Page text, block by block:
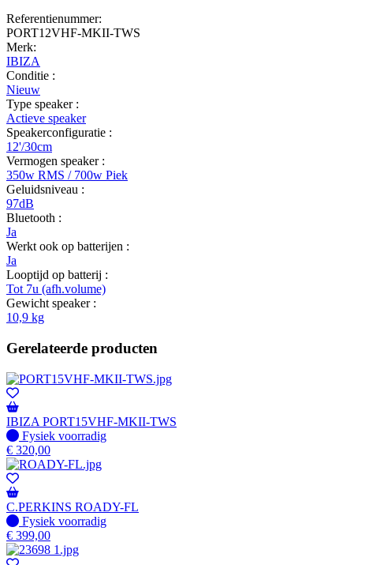
Referentienummer:
PORT12VHF-MKII-TWS
Merk:
IBIZA
Conditie :
Nieuw
Type speaker :
Actieve speaker
Speakerconfiguratie :
12'/30cm
Vermogen speaker :
350w RMS / 700w Piek
Geluidsniveau :
97dB
Bluetooth :
Ja
Werkt ook op batterijen :
Ja
Looptijd op batterij :
Tot 7u (afh.volume)
Gewicht speaker :
10,9 kg
Gerelateerde producten
IBIZA PORT15VHF-MKII-TWS
Fysiek voorradig
Fysiek voorradig
€ 320,00
C.PERKINS ROADY-FL
Fysiek voorradig
Fysiek voorradig
€ 399,00